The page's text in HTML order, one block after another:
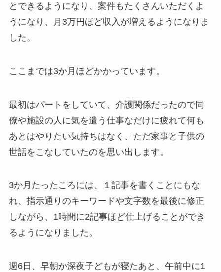
とできるようになり、案件もたくさんいただくよ
うになり、月3万円ほど収入が増えるようになりま
した。
ここまでは3か月ほどかかっています。
最初はパートをしていて、介護関係だったので同
僚や施設の人に気を遣う仕事なだけに疲れて何も
あとはやりたい気持ちはなく、ただ家事と子供の
世話をこなしていたのを思い出します。
3か月たったころには、１記事を書くことにもな
れ、指示通りのキーワードや文字数を最後に修正
しながら、1時間に2記事ほど仕上げることができ
るようになりました。
週6日、早朝か深夜子どもが寝たあと、午前中に1